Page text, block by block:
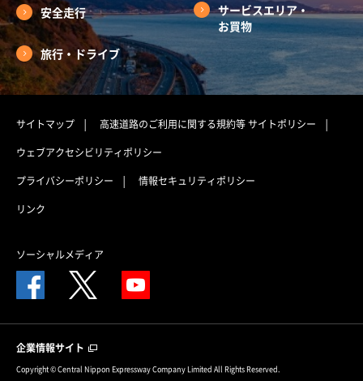
安全走行
サービスエリア・
お買物
旅行・ドライブ
サイトマップ 高速道路のご利用に関する規約等サイトポリシー
ウェブアクセシビリティポリシー
プライバシーポリシー
情報セキュリティポリシー
リンク
ソーシャルメディア
企業情報サイト
Copyright © Central Nippon Expressway Company Limited All Rights Reserved.